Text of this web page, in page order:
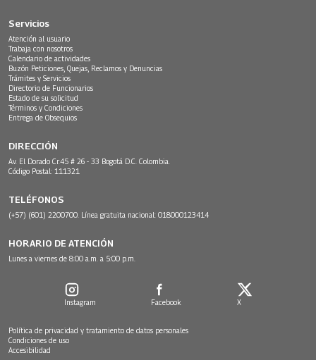
Servicios
Atención al usuario
Trabaja con nosotros
Calendario de actividades
Buzón Peticiones, Quejas, Reclamos y Denuncias
Trámites y Servicios
Directorio de Funcionarios
Estado de su solicitud
Términos y Condiciones
Entrega de Obsequios
DIRECCIÓN
Av. El Dorado Cr.45 # 26 - 33 Bogotá D.C. Colombia.
Código Postal: 111321
TELÉFONOS
(+57) (601) 2200700. Línea gratuita nacional: 018000123414
HORARIO DE ATENCIÓN
Lunes a viernes de 8:00 a.m. a 5:00 p.m.
Instagram Facebook X
Política de privacidad y tratamiento de datos personales
Condiciones de uso
Accesibilidad